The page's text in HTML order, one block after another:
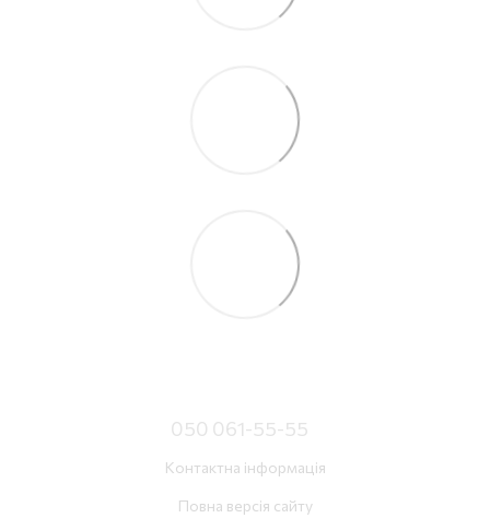
050 061-55-55
Контактна інформація
Повна версія сайту